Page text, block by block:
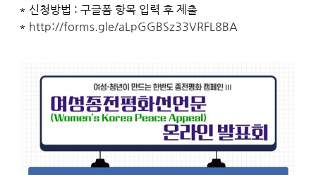
* 신청방법 : 구글폼 항목 입력 후 제출
* http://forms.gle/aLpGGBSz33VRFL8BA